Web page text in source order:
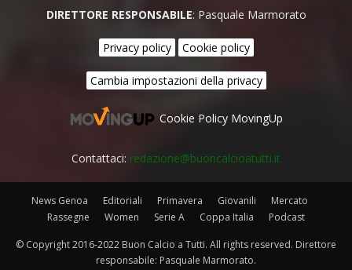
DIRETTORE RESPONSABILE: Pasquale Marmorato
Privacy policy Cookie policy
Cambia impostazioni della privacy
Cookie Policy MovingUp
Contattaci: redazione@buoncalcioatutti.it
News Genoa Editoriali Primavera Giovanili
Mercato
Rassegne
Women Serie A Coppa Italia Podcast
© Copyright 2016-2022 Buon Calcio a Tutti. All rights reserved. Direttore
responsabile: Pasquale Marmorato.